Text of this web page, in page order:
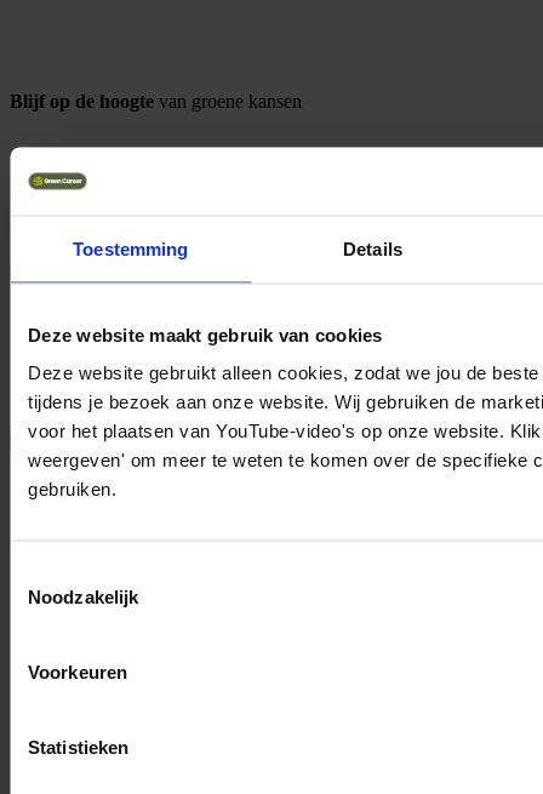
Toestemming Details
Deze website maakt gebruik van cookies
Deze website gebruikt alleen cookies, zodat we jou de
tijdens je bezoek aan onze website. Wij gebruiken de
voor het plaatsen van YouTube-video's op onze website.
weergeven' om meer te weten te komen over de specifieke
gebruiken.
Noodzakelijk
Voorkeuren
Statistieken
Blijf op de hoogte van groene kansen
E-mailadres
Contact